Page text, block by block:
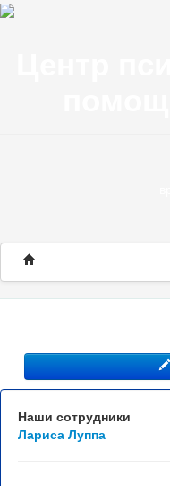
Программы
О нас
Контакты
Наши сотрудники
Лариса Луппа